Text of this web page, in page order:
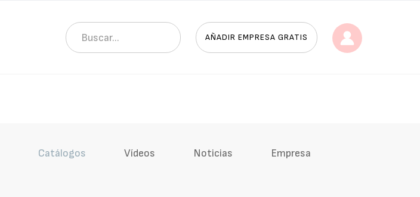
AÑADIR EMPRESA GRATIS
Catálogos Vídeos Noticias Empresa